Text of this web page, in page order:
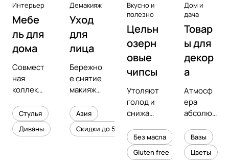
Интерьер
Мебе
ль для
дома
Совмест
ная
коллекц
предмет
ным
дизайне
Стулья
Диваны
Демакияж
Уход
для
лица
Бережно
е снятие
макияжа
увлажне
ние
кожи
Азия
Скидки до 50%
Вкусно и
полезно
Цельн
озерн
овые
чипсы
Утоляют
голод и
снижают
холесте
рина
Без масла
Gluten free
Дом и
дача
Товар
ы для
декор
а
Атмосф
ера
абсолют
уюта в
вашем
интерье
Вазы
Цветы